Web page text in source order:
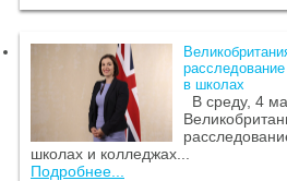
в школах
В среду, 4
школах и колледжах...
Подробнее...